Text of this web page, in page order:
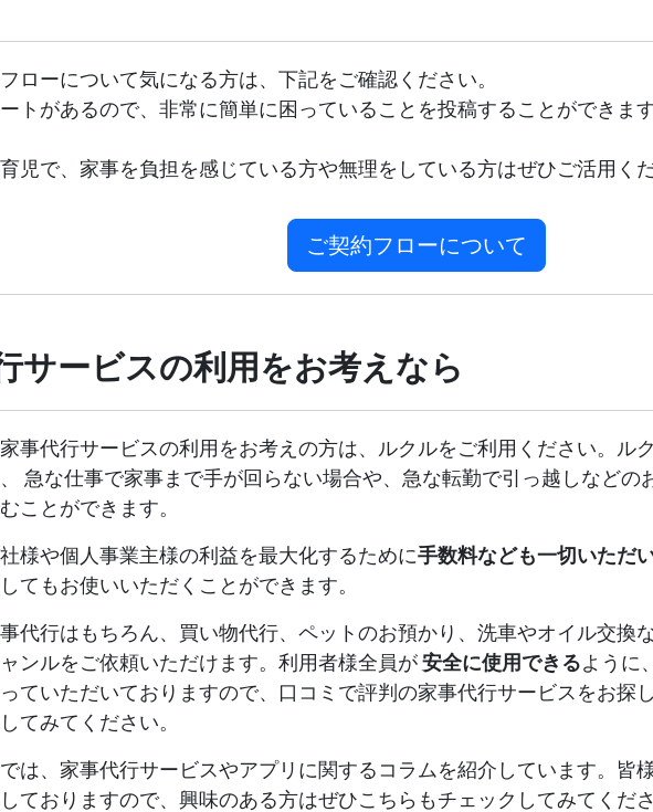
ローについて気になる方は、下記をご確認ください。
トがあるので、非常に簡単に困っていることを投稿することができま
児で、家事を負担を感じている方や無理をしている方はぜひご活用く
ご契約フローについて
サービスの利用をお考えなら
事代行サービスの利用をお考えの方は、ルクルをご利用ください。ル
急な仕事で家事まで手が回らない場合や、急な転勤で引っ越しなどの
ことができます。
様や個人事業主様の利益を最大化するために手数料なども一切いただ
てもお使いいただくことができます。
代行はもちろん、買い物代行、ペットのお預かり、洗車やオイル交換
ンルをご依頼いただけます。利用者様全員が安全に使用できるように
ていただいておりますので、口コミで評判の家事代行サービスをお探
てみてください。
は、家事代行サービスやアプリに関するコラムを紹介しています。皆
ておりますので、興味のある方はぜひこちらもチェックしてみてくだ